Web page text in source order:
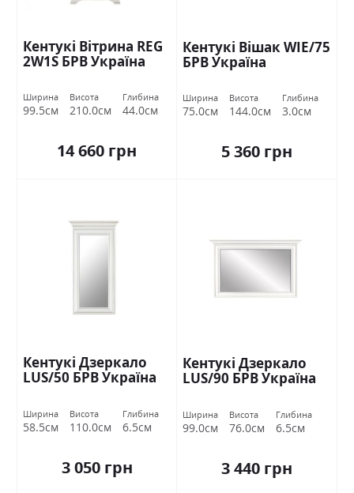
Кентукі Вітрина REG
2W1S БРВ Україна
Ширина
99.5см
Висота
210.0см
Глибина
44.0см
14 660 грн
Кентукі Вішак WIE/75
БРВ Україна
Ширина
75.0см
Висота
144.0см
Глибина
3.0см
5 360 грн
Кентукі Дзеркало
LUS/50 БРВ Україна
Ширина
58.5см
Висота
110.0см
Глибина
6.5см
3 050 грн
Кентукі Дзеркало
LUS/90 БРВ Україна
Ширина
99.0см
Висота
76.0см
Глибина
6.5см
3 440 грн